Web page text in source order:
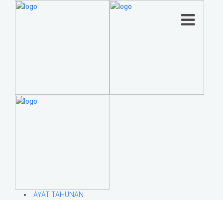
AYAT TAHUNAN